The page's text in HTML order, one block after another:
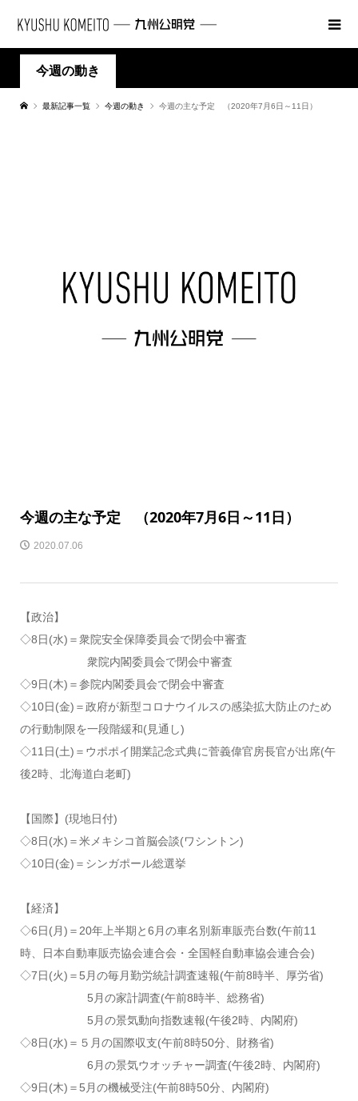
今週の動き
最新記事一覧 今週の動き 今週の主な予定 （2020年7月6日～11日）
今週の主な予定 （2020年7月6日～11日）
2020.07.06
【政治】
◇8日(水)＝衆院安全保障委員会で閉会中審査
衆院内閣委員会で閉会中審査
◇9日(木)＝参院内閣委員会で閉会中審査
◇10日(金)＝政府が新型コロナウイルスの感染拡大防止のため
の行動制限を一段階緩和(見通し)
◇11日(土)＝ウポポイ開業記念式典に菅義偉官房長官が出席(午
後2時、北海道白老町)
【国際】(現地日付)
◇8日(水)＝米メキシコ首脳会談(ワシントン)
◇10日(金)＝シンガポール総選挙
【経済】
◇6日(月)＝20年上半期と6月の車名別新車販売台数(午前11
時、日本自動車販売協会連合会・全国軽自動車協会連合会)
◇7日(火)＝5月の毎月勤労統計調査速報(午前8時半、厚労省)
5月の家計調査(午前8時半、総務省)
5月の景気動向指数速報(午後2時、内閣府)
◇8日(水)＝５月の国際収支(午前8時50分、財務省)
6月の景気ウオッチャー調査(午後2時、内閣府)
◇9日(木)＝5月の機械受注(午前8時50分、内閣府)